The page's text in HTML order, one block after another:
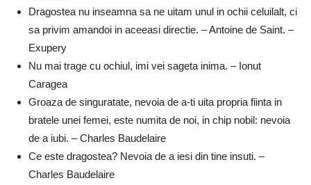
Dragostea nu inseamna sa ne uitam unul in ochii celuilalt, ci
sa privim amandoi in aceeasi directie. – Antoine de Saint. –
Exupery
Nu mai trage cu ochiul, imi vei sageta inima. – Ionut
Caragea
Groaza de singuratate, nevoia de a-ti uita propria fiinta in
bratele unei femei, este numita de noi, in chip nobil: nevoia
de a iubi. – Charles Baudelaire
Ce este dragostea? Nevoia de a iesi din tine insuti. –
Charles Baudelaire